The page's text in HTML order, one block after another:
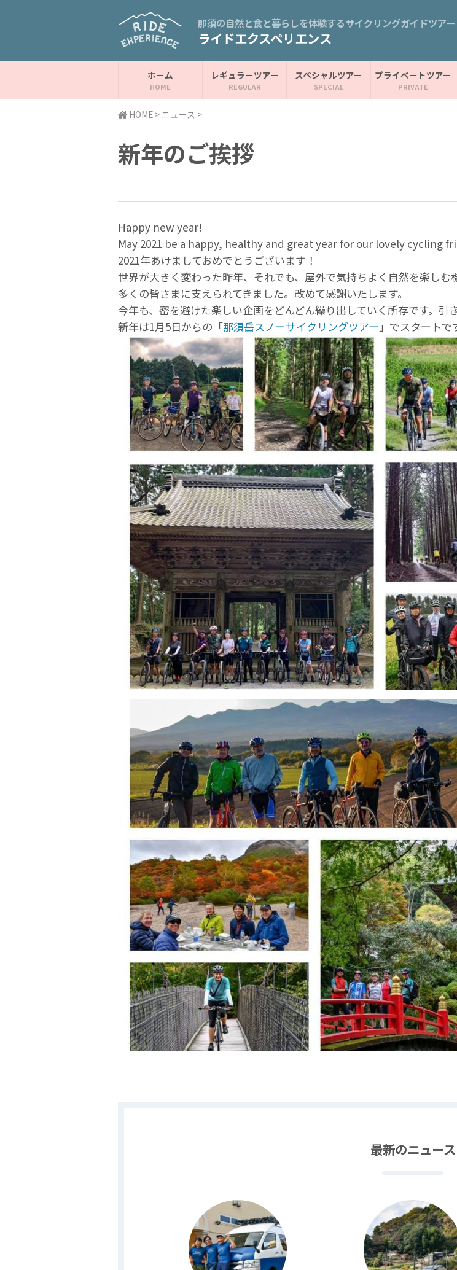
那須の自然と食と暮らしを体験するサイクリングガイドツアー
ライドエクスペリエンス
ホーム レギュラーツアー スペシャルツアー プライベートツアー
HOME > ニュース >
新年のご挨拶
Happy new year!
May 2021 be a happy, healthy and great year for our lovely cycling
2021年あけましておめでとうございます！
世界が大きく変わった昨年、それでも、屋外で気持ちよく自然を楽し
多くの皆さまに支えられてきました。改めて感謝いたします。
今年も、密を避けた楽しい企画をどんどん繰り出していく所存です。引
新年は1月5日からの「那須岳スノーサイクリングツアー」でスタートで
最新のニュース